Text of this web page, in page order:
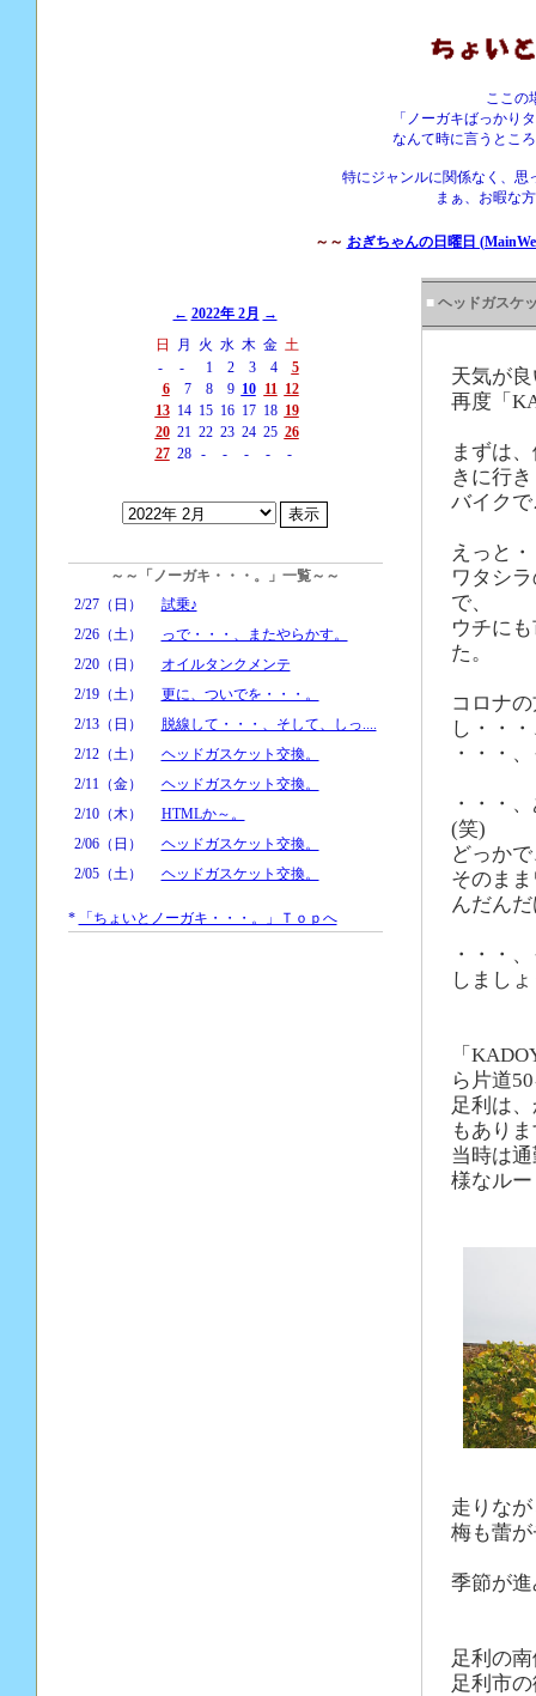
ここの
「ノーガキばっかり
なんて時に言うとこ
特にジャンルに関係なく、思
まぁ、お暇な
～～ おぎちゃんの日曜日
← 2022年 2月 →
日
月 火 水 木 金 土
-
- 1 2 3 4
5
6
7 8 9 10 11 12
13 14 15 16 17 18 19
20 21 22 23 24 25 26
27 28 - - - - -
～～「ノーガキ・・・。」一覧～～
2/27（日）
試乗♪
2/26（土）
っで・・・、またやらかす。
2/20（日）
オイルタンクメンテ
2/19（土）
更に、ついでを・・・。
2/13（日）
脱線して・・・、そして、しっ....
2/12（土）
ヘッドガスケット交換。
2/11（金）
ヘッドガスケット交換。
2/10（木）
HTMLか～。
2/06（日）
ヘッドガスケット交換。
2/05（土）
ヘッドガスケット交換。
* 「ちょいとノーガキ・・・。」Ｔｏｐへ
■ ヘッドガスケ
天気が
再度「
まずは
きに行
バイク
えっと
ワタシ
で、
ウチに
た。
コロナ
し・・
・・・
・・・
(笑)
どっか
そのま
んだん
・・・
しまし
「
ら片道
足利は
もあり
当時は
様なル
走りな
梅も蕾
季節が
足利の
足利市